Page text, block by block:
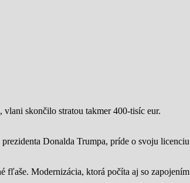
skončilo stratou takmer 400-tisíc eur.
Donalda Trumpa, príde o svoju licenciu
fľaše. Modernizácia, ktorá počíta aj so zapojením